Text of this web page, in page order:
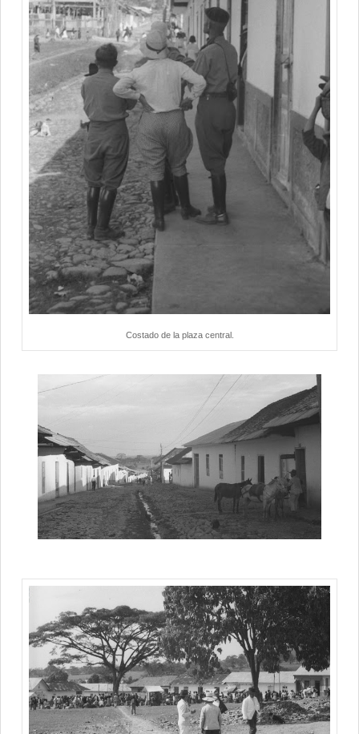
Costado de la plaza central.